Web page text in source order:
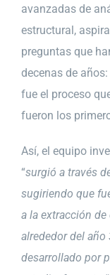
avanzadas de
estructural,
preguntas que
decenas de
fue el proceso
fueron los
Así, el equipo
“surgió a través
sugiriendo que
a la extracción
alrededor del año
desarrollado por